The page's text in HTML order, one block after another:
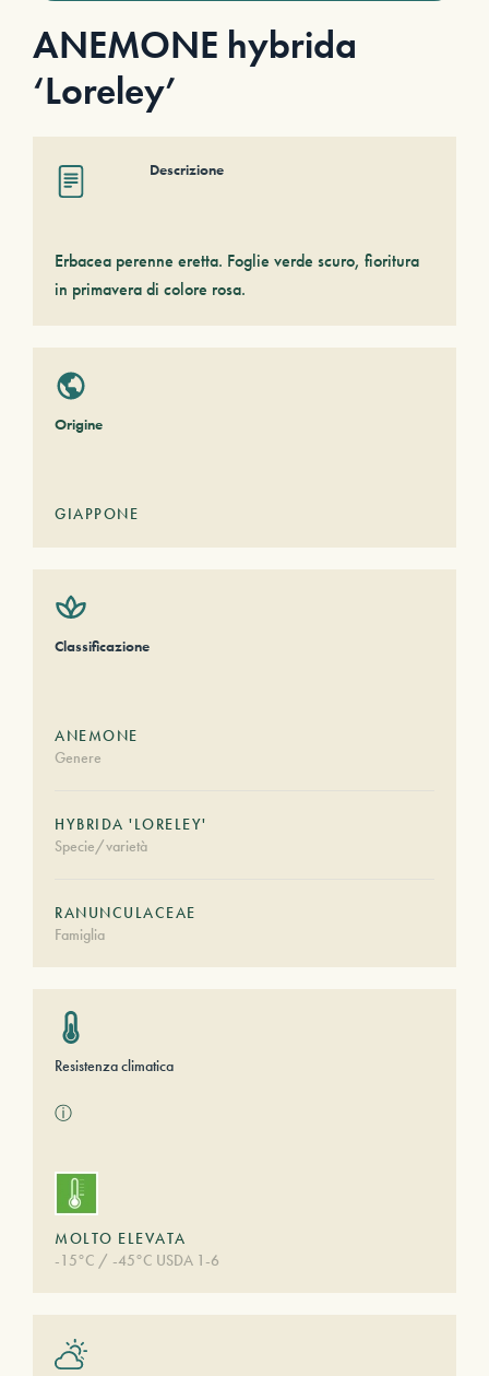
ANEMONE hybrida
‘Loreley’
Descrizione
Erbacea perenne eretta. Foglie verde scuro, fioritura
in primavera di colore rosa.
Origine
GIAPPONE
Classificazione
ANEMONE
Genere
HYBRIDA 'LORELEY'
Specie/varietà
RANUNCULACEAE
Famiglia
Resistenza climatica
ⓘ
MOLTO ELEVATA
-15°C / -45°C USDA 1-6